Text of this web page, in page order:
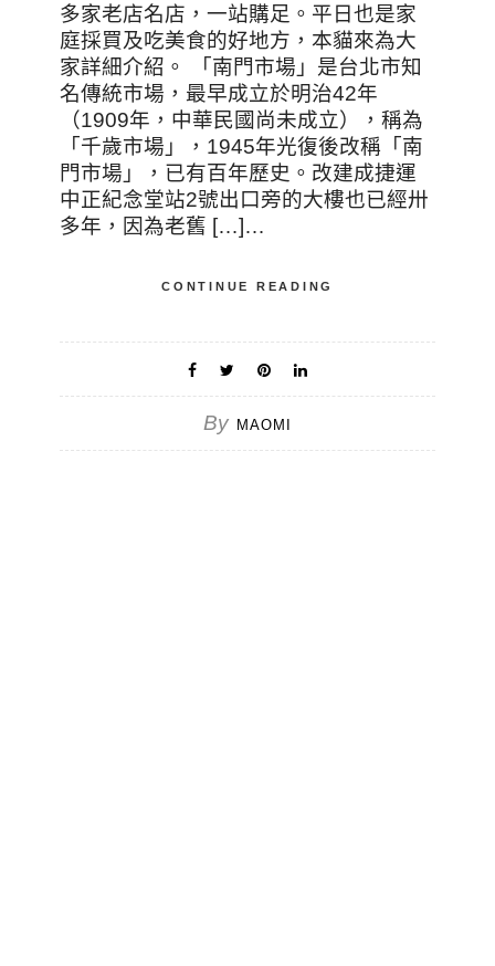
多家老店名店，一站購足。平日也是家
庭採買及吃美食的好地方，本貓來為大
家詳細介紹。 「南門市場」是台北市知
名傳統市場，最早成立於明治42年
（1909年，中華民國尚未成立），稱為
「千歲市場」，1945年光復後改稱「南
門市場」，已有百年歷史。改建成捷運
中正紀念堂站2號出口旁的大樓也已經卅
多年，因為老舊 […]…
CONTINUE READING
By MAOMI